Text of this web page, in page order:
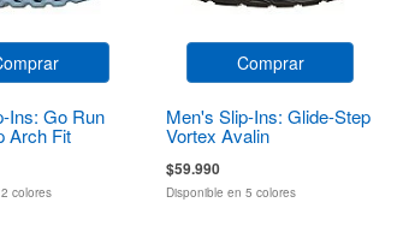
Ins: Go Run
Arch Fit
colores
Comprar
Men's Slip-Ins: Glide-Step
Vortex Avalin
$59.990
Disponible en 5 colores